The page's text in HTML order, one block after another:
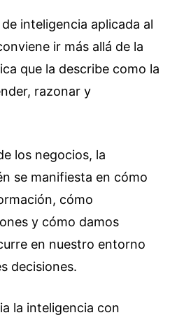
inteligencia aplicada al
ir más allá de la
que la describe como la
razonar y
los negocios, la
se manifiesta en cómo
cómo
y cómo damos
en nuestro entorno
decisiones.
la inteligencia con